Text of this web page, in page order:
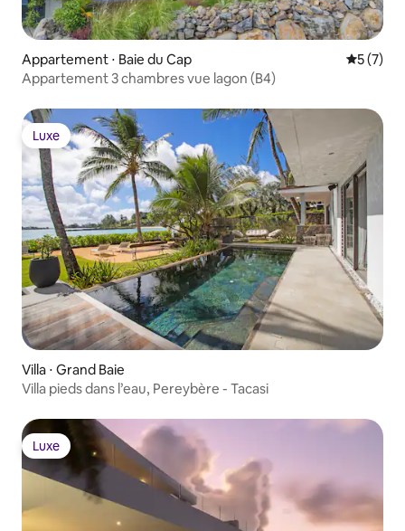
Appartement ⋅ Baie du Cap
5 (7)
Appartement 3 chambres vue lagon (B4)
Luxe
Luxe
Villa ⋅ Grand Baie
Villa pieds dans l’eau, Pereybère - Tacasi
Luxe
Luxe